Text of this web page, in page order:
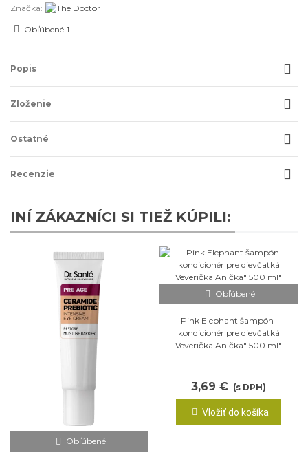
Značka:
Obľúbené 1
Popis
Zloženie
Ostatné
Recenzie
INÍ ZÁKAZNÍCI SI TIEŽ KÚPILI:
Obľúbené
Obľúbené
Pink Elephant šampón-
kondicionér pre dievčatká
Veverička Anička" 500 ml"
3,69 € (s DPH)
Vložiť do košíka